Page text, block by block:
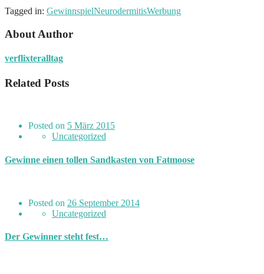
Tagged in: GewinnspielNeurodermitisWerbung
About Author
verflixteralltag
Related Posts
Posted on 5 März 2015
Uncategorized
Gewinne einen tollen Sandkasten von Fatmoose
Posted on 26 September 2014
Uncategorized
Der Gewinner steht fest…